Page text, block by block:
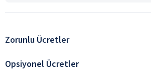
Zorunlu Ücretler
Opsiyonel Ücretler